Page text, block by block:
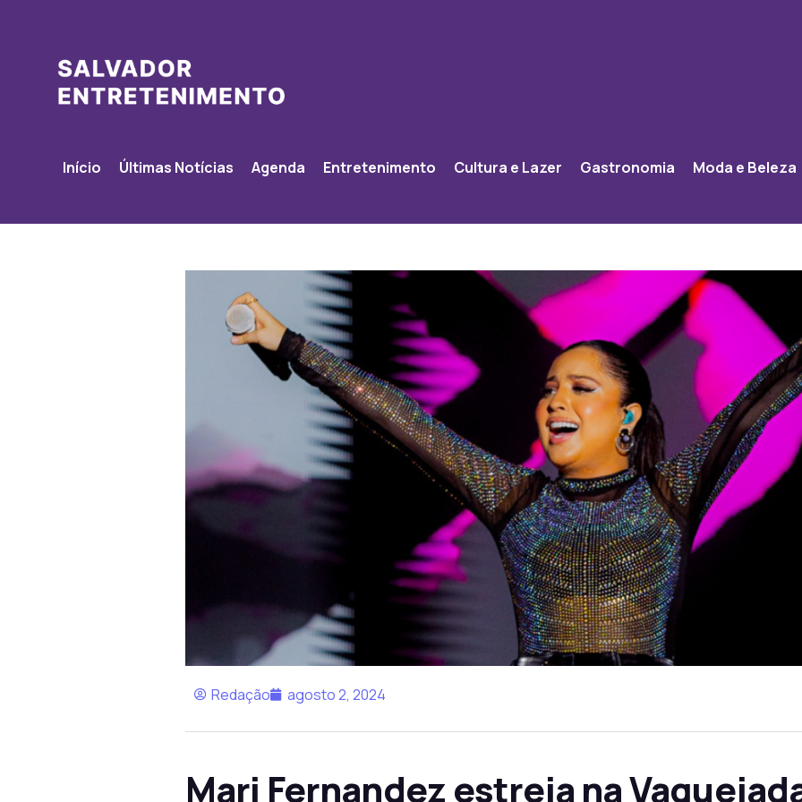
Início Últimas Notícias Agenda Entretenimento Cultura e Lazer Gastronomia Moda e Beleza
Redação agosto 2, 2024
Mari Fernandez estreia na